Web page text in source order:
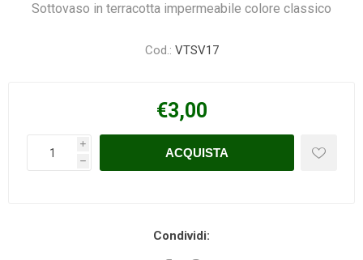
Sottovaso in terracotta impermeabile colore classico
Cod.: VTSV17
€3,00
i
h
Condividi: